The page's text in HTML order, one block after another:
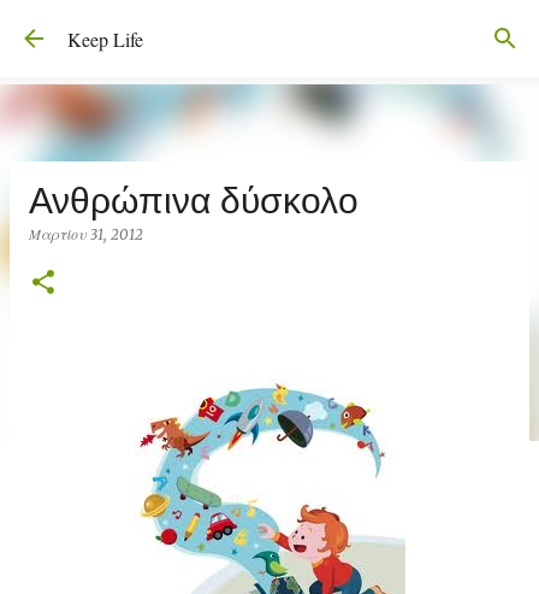
Μετάβαση στο κύριο περιεχόμενο
Keep Life
Ανθρώπινα δύσκολο
Μαρτίου 31, 2012